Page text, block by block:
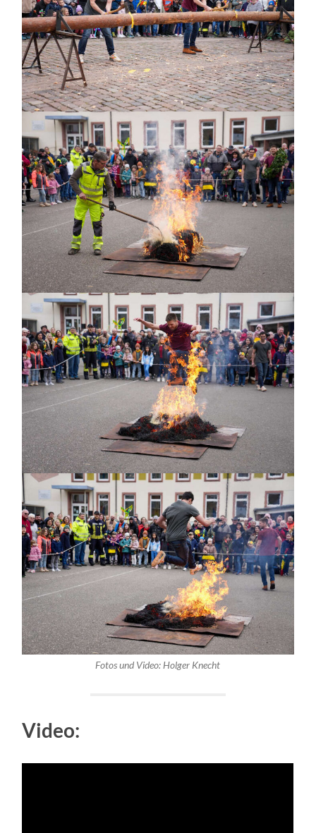
Fotos und Video: Holger Knecht
Video: